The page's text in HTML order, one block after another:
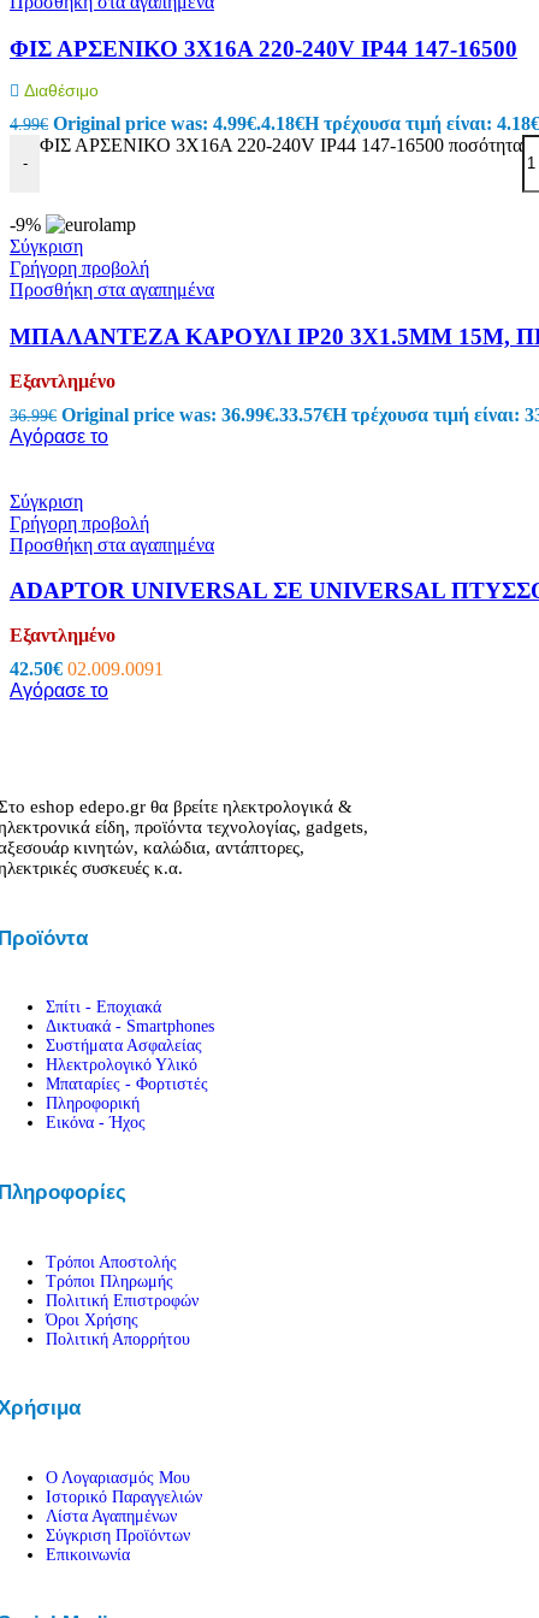
Power Bank
Φορτιστές Κινητών
Μετατροπείς
Selfie Stick
Ηλεκτρονικά
Ηλεκτρονικά
Φωτοβολταϊκά
Όργανα Μέτρησης
Μετρητές Αποστάσεων & Παχύμετρα
ΑΝΙΧΝΕΥΤΗΣ ΤΑΣΗΣ-ΚΑΛΩΔΙΩΝ
Στροφόμετρα
Ανιχνευτές Μετάλλων
Κολλητήρια – Εξαρτήματα
Κροκοδειλάκια
Εργαλεία
Μπαλαντέζες Συνεργείου
ΦIΣ ΑΡΣΕΝΙΚΟ 3X16A 220-240V IP44 147-16500
Διαθέσιμο
4.99€ Original price was: 4.99€.4.18€Η τρέχουσα τιμή είναι:
-
ΦIΣ ΑΡΣΕΝΙΚΟ 3X16A 220-240V IP44 147-16500 ποσότητα
-9%
Σύγκριση
Γρήγορη προβολή
Προσθήκη στα αγαπημένα
ΜΠΑΛΑΝΤΕΖΑ ΚΑΡΟΥΛΙ IP20 3X1.5MM 15M,
Εξαντλημένο
36.99€ Original price was: 36.99€.33.57€Η τρέχουσα τιμή είναι:
Αγόρασε το
Σύγκριση
Γρήγορη προβολή
Προσθήκη στα αγαπημένα
ADAPTOR UNIVERSAL ΣΕ UNIVERSAL
Εξαντλημένο
42.50€ 02.009.0091
Αγόρασε το
eshop edepo.gr θα βρείτε ηλεκτρολογικά &
είδη, προϊόντα τεχνολογίας, gadgets,
κινητών, καλώδια, αντάπτορες,
συσκευές κ.α.
Σπίτι - Εποχιακά
Δικτυακά - Smartphones
Συστήματα Ασφαλείας
Ηλεκτρολογικό Υλικό
Μπαταρίες - Φορτιστές
Πληροφορική
Εικόνα - Ήχος
Τρόποι Αποστολής
Τρόποι Πληρωμής
Πολιτική Επιστροφών
Όροι Χρήσης
Πολιτική Απορρήτου
Ο Λογαριασμός Μου
Ιστορικό Παραγγελιών
Λίστα Αγαπημένων
Σύγκριση Προϊόντων
Επικοινωνία